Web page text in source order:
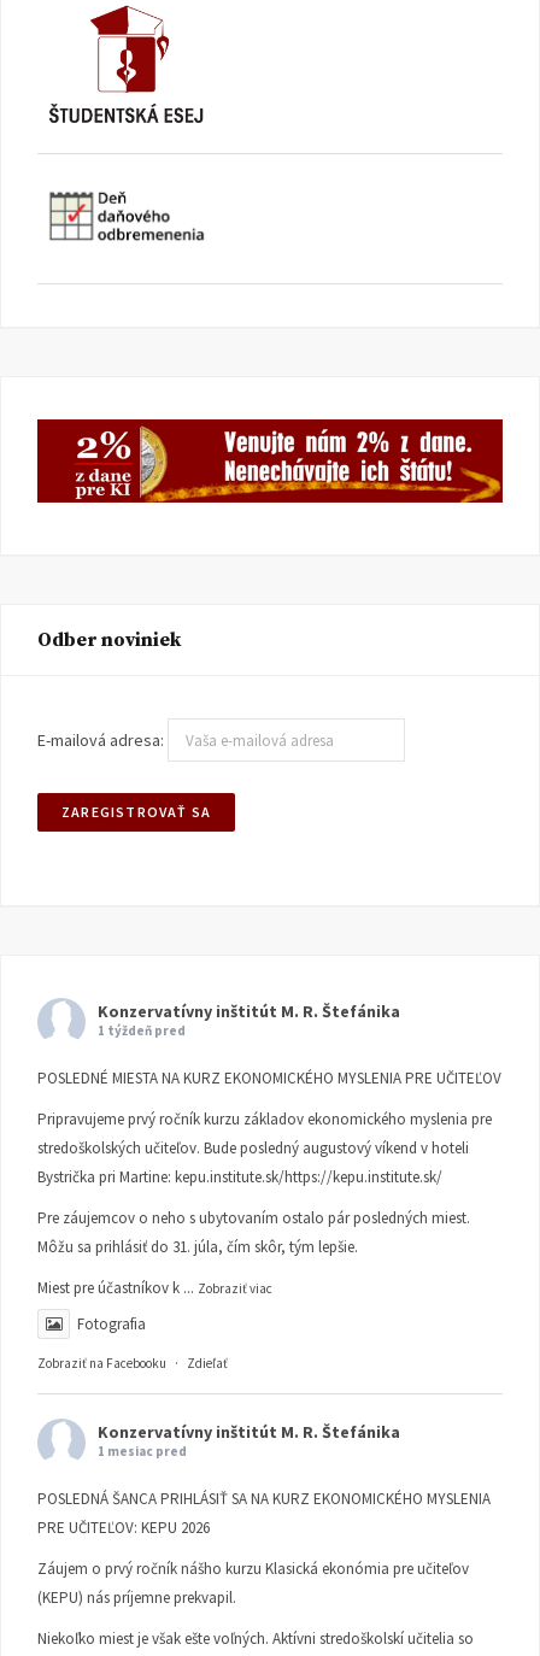
Odber noviniek
E-mailová adresa:
Konzervatívny inštitút M. R. Štefánika
1 týždeň pred
POSLEDNÉ MIESTA NA KURZ EKONOMICKÉHO MYSLENIA PRE UČITEĽOV
Pripravujeme prvý ročník kurzu základov ekonomického myslenia pre
stredoškolských učiteľov. Bude posledný augustový víkend v hoteli
Bystrička pri Martine: kepu.institute.sk/https://kepu.institute.sk/
Pre záujemcov o neho s ubytovaním ostalo pár posledných miest.
Môžu sa prihlásiť do 31. júla, čím skôr, tým lepšie.
Miest pre účastníkov k ... Zobraziť viac
Fotografia
Zobraziť na Facebooku · Zdieľať
Konzervatívny inštitút M. R. Štefánika
1 mesiac pred
POSLEDNÁ ŠANCA PRIHLÁSIŤ SA NA KURZ EKONOMICKÉHO MYSLENIA
PRE UČITEĽOV: KEPU 2026
Záujem o prvý ročník nášho kurzu Klasická ekonómia pre učiteľov
(KEPU) nás príjemne prekvapil.
Niekoľko miest je však ešte voľných. Aktívni stredoškolskí učitelia so